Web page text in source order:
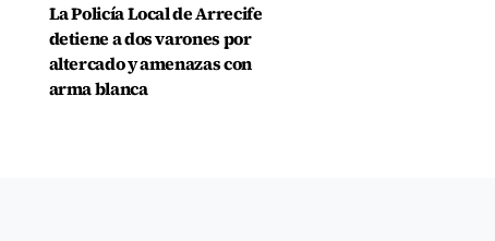
La Policía Local de Arrecife
detiene a dos varones por
altercado y amenazas con
arma blanca